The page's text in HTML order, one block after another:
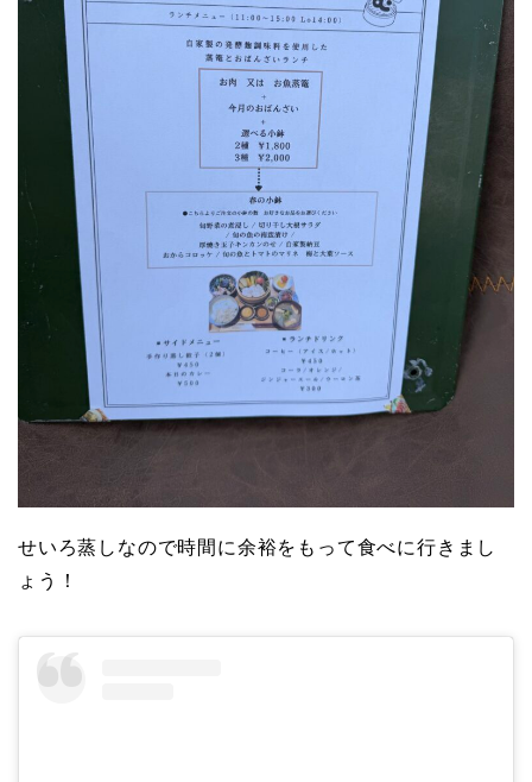
せいろ蒸しなので時間に余裕をもって食べに行きまし
ょう！